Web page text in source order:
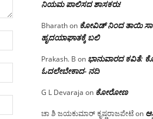
ನಿಯಮ ಪಾಲಿಸದ ಶಾಸಕರು!
Bharathon ಕೋವಿಡ್ ನಿಂದ ತಾಯಿ
ಹೃದಯಾಘಾತಕ್ಕೆ ಬಲಿ
Prakash. B on ಭಾನುವಾರದ ಕವಿತೆ:
ಓದಲೇಬೇಕಾದ- ನದಿ
G L Devaraja on ಕೋರೋಣ
ಚಾ ಶಿ ಜಯಕುಮಾರ್ ಕೃಷ್ಣರಾಜಪೇಟೆon